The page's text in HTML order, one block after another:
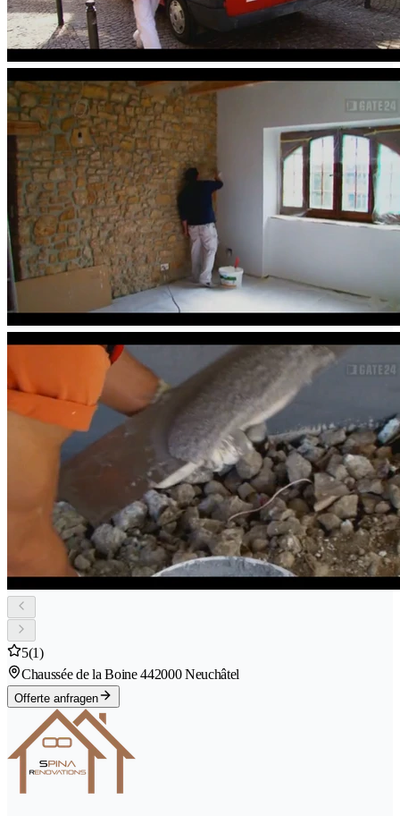
5(1)
Chaussée de la Boine 442000 Neuchâtel
Offerte anfragen